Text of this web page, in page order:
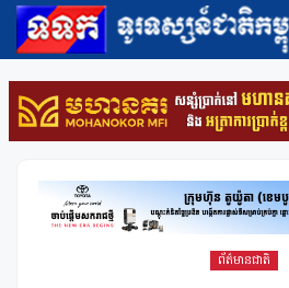
ព័ត៌មានជាតិ